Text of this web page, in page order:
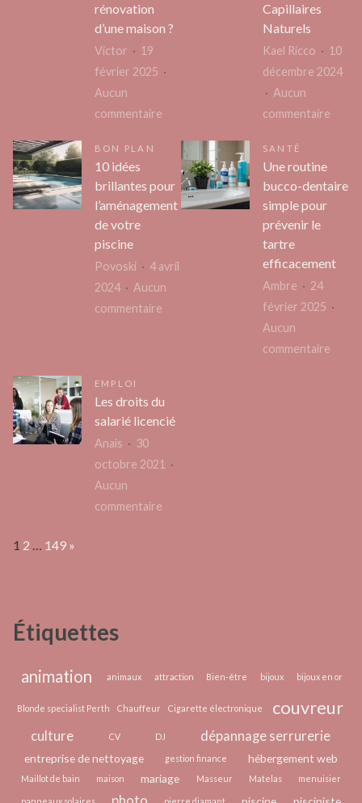
femme
rénovation
d’une maison ?
Victor
19
février 2025
Aucun
commentaire
contacter
pour
rénovation
Capillaires
Naturels
Kael Ricco
10
décembre 2024
Aucun
commentaire
BON PLAN
10 idées
brillantes pour
l’aménagement
de votre
piscine
Povoski
4 avril
2024
Aucun
commentaire
SANTÉ
Une routine
bucco-dentaire
simple pour
prévenir le
tartre
efficacement
Ambre
24
février 2025
Aucun
commentaire
EMPLOI
Les droits du
salarié licencié
Anais
30
octobre 2021
Aucun
commentaire
Page:
1 2 … 149 Next
»
Étiquettes
animation animaux attraction Bien-être bijoux bijoux en or
Blonde specialist Perth Chauffeur Cigarette électronique couvreur
culture CV DJ dépannage serrurerie
entreprise de nettoyage gestion finance hébergement web
Maillot de bain maison mariage Masseur Matelas menuisier
panneaux solaires pierre diamant